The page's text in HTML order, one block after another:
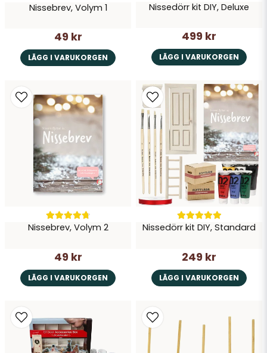
Skicka fråga
Nissebrev, Volym 1
49 kr
LÄGG I VARUKORGEN
Nissedörr kit DIY, Deluxe
499 kr
LÄGG I VARUKORGEN
Nissebrev, Volym 2
49 kr
LÄGG I VARUKORGEN
Nissedörr kit DIY, Standard
249 kr
LÄGG I VARUKORGEN